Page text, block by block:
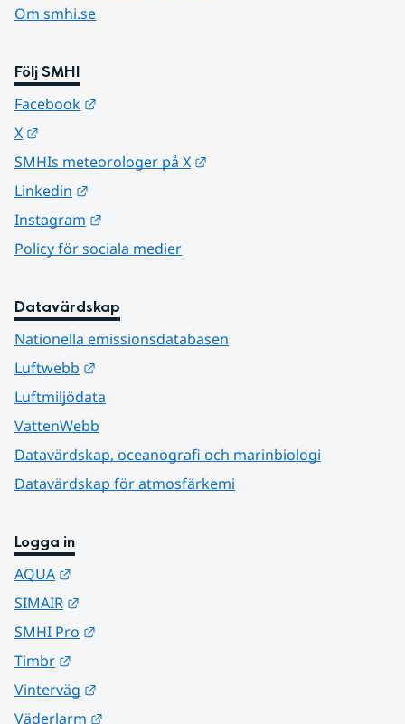
Om smhi.se
Följ SMHI
Facebook
X
SMHIs meteorologer på X
Linkedin
Instagram
Policy för sociala medier
Datavärdskap
Nationella emissionsdatabasen
Luftwebb
Luftmiljödata
VattenWebb
Datavärdskap, oceanografi och marinbiologi
Datavärdskap för atmosfärkemi
Logga in
AQUA
SIMAIR
SMHI Pro
Timbr
Vinterväg
Väderlarm